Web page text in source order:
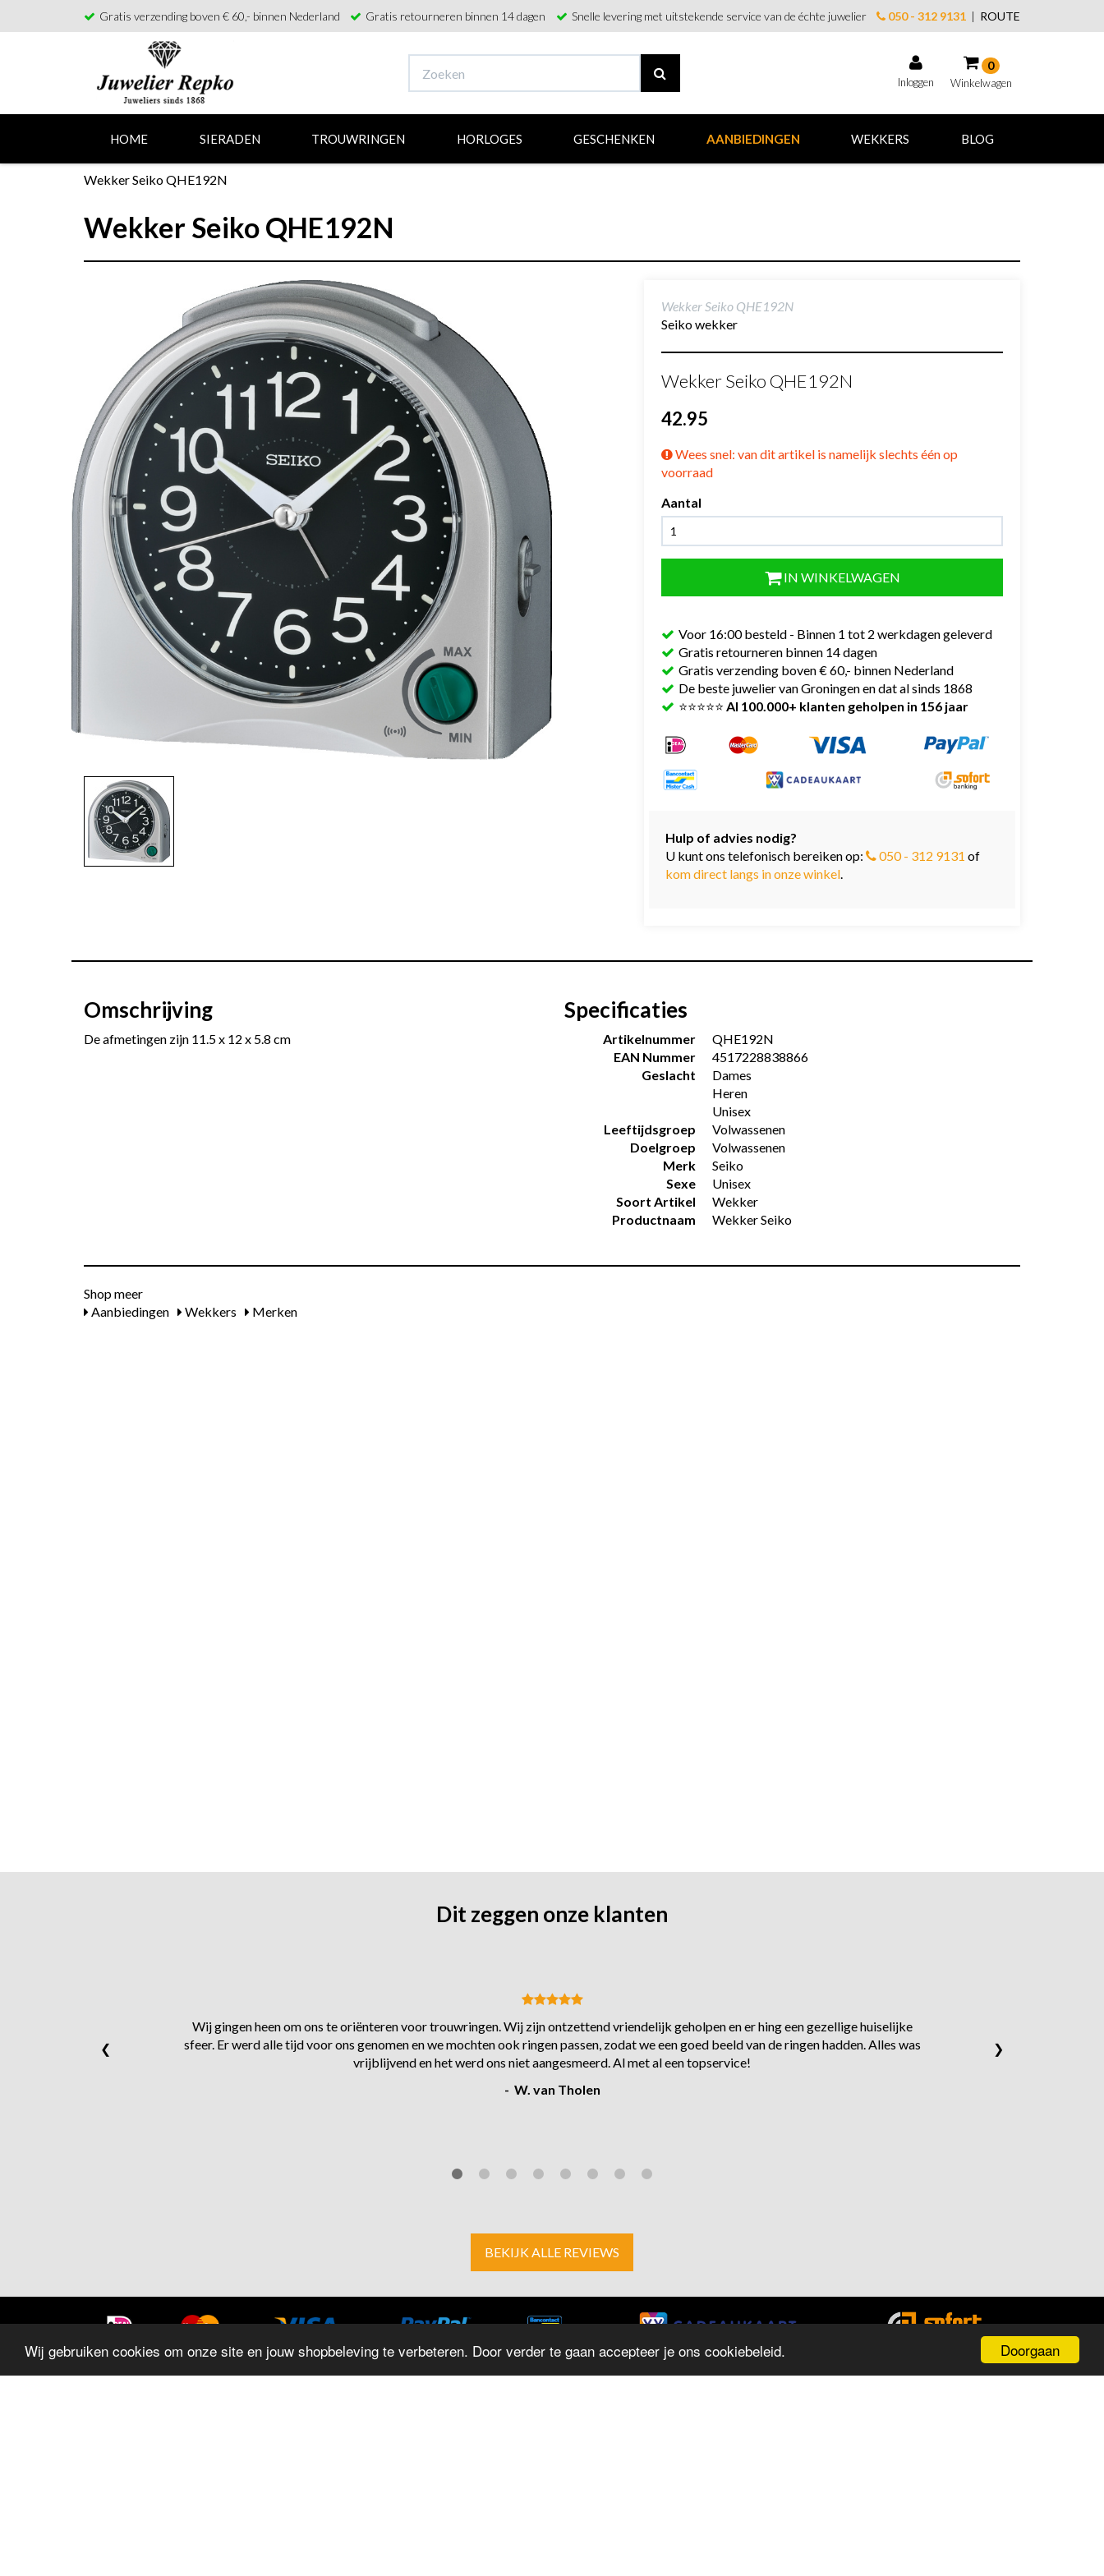
Doorgaan
Wij gebruiken cookies om onze site en jouw shopbeleving te verbeteren. Door verder te gaan accepteer je ons cookiebeleid.
Gratis verzending boven € 60,- binnen Nederland Gratis retourneren binnen 14 dagen Snelle levering met uitstekende service van de échte juwelier 050 - 312 9131| ROUTE
Inloggen
0
Winkelwagen
Winkelwagen
HOME SIERADEN TROUWRINGEN HORLOGES GESCHENKEN AANBIEDINGEN WEKKERS BLOG
Wekker Seiko QHE192N
Wekker Seiko QHE192N
Wekker Seiko QHE192N
Seiko wekker
Wekker Seiko QHE192N
42.95
Wees snel: van dit artikel is namelijk slechts één op
voorraad
Aantal
IN WINKELWAGEN
Voor 16:00 besteld - Binnen 1 tot 2 werkdagen geleverd
Gratis retourneren binnen 14 dagen
Gratis verzending boven € 60,- binnen Nederland
De beste juwelier van Groningen en dat al sinds 1868
⭐⭐⭐⭐⭐Al 100.000+ klanten geholpen in 156 jaar
Hulp of advies nodig?
U kunt ons telefonisch bereiken op:
050 - 312 9131 of
kom direct langs in onze winkel.
Omschrijving
De afmetingen zijn 11.5 x 12 x 5.8 cm
Specificaties
Artikelnummer
QHE192N
EAN Nummer
4517228838866
Geslacht
Dames
Heren
Unisex
Leeftijdsgroep
Volwassenen
Doelgroep
Volwassenen
Merk
Seiko
Sexe
Unisex
Soort Artikel
Wekker
Productnaam
Wekker Seiko
Shop meer
Aanbiedingen
Wekkers Merken
Dit zeggen onze klanten
Wij gingen heen om ons te oriënteren voor trouwringen. Wij zijn ontzettend vriendelijk geholpen en er hing een gezellige huiselijke
sfeer. Er werd alle tijd voor ons genomen en we mochten ook ringen passen, zodat we een goed beeld van de ringen hadden. Alles was
vrijblijvend en het werd ons niet aangesmeerd. Al met al een topservice!
- W. van Tholen
❮ ❯
BEKIJK ALLE REVIEWS